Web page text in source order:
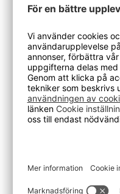
eftermontering på
Påbyggnaden utgör
förvaringsytor
och rengöring
- Höjd framme: 25
- Höjd bakom: 156
- Lutning: 15°
- Färg: ljusgrå RAL
STUTTGARTAntal